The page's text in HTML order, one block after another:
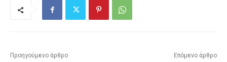
Προηγούμενο άρθρο Επόμενο άρθρο